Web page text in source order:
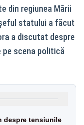
din regiunea Mării
statului a făcut
a discutat despre
scena politică
despre tensiunile